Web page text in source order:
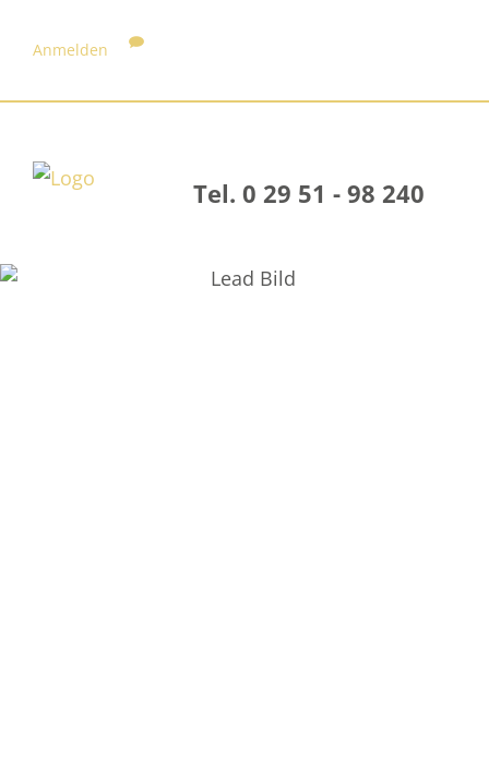
Anmelden
Tel. 0 29 51 - 98 240